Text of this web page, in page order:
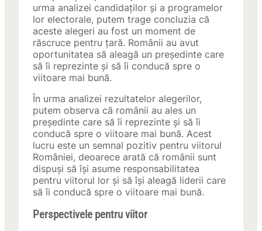
urma analizei candidaților și a programelor
lor electorale, putem trage concluzia că
aceste alegeri au fost un moment de
răscruce pentru țară. Românii au avut
oportunitatea să aleagă un președinte care
să îi reprezinte și să îi conducă spre o
viitoare mai bună.
În urma analizei rezultatelor alegerilor,
putem observa că românii au ales un
președinte care să îi reprezinte și să îi
conducă spre o viitoare mai bună. Acest
lucru este un semnal pozitiv pentru viitorul
României, deoarece arată că românii sunt
dispuși să își asume responsabilitatea
pentru viitorul lor și să își aleagă liderii care
să îi conducă spre o viitoare mai bună.
Perspectivele pentru viitor